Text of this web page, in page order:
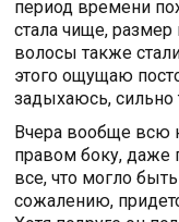
период времени
стала чище, размер
волосы также
этого ощущаю
задыхаюсь, сильно
Вчера вообще всю
правом боку,
все, что могло
сожалению,